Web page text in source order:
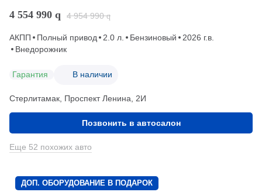
4 554 990 q 4 954 990 q
АКПП Полный привод 2.0 л. Бензиновый
2026 г.в.
Внедорожник
Гарантия В наличии
Стерлитамак, Проспект Ленина, 2И
Позвонить в автосалон
Еще 52 похожих авто
ДОП. ОБОРУДОВАНИЕ В ПОДАРОК